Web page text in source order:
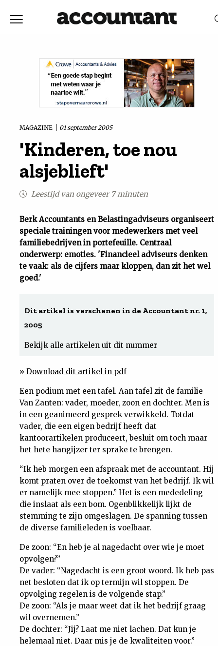
Vaktechniek
Achtergrond
Uit
Feiten
Cijfers
Tuchtrecht
Magazine
Podcast
Dossiers
Nieuwsbrief
Contact
MAGAZINE 01 september 2005
'Kinderen, toe nou
alsjeblieft'
Leestijd van ongeveer 7 minuten
Berk Accountants en Belastingadviseurs organiseert
speciale trainingen voor medewerkers met veel
familiebedrijven in portefeuille. Centraal
onderwerp: emoties. 'Financieel adviseurs denken
te vaak: als de cijfers maar kloppen, dan zit het wel
goed.'
Dit artikel is verschenen in de Accountant nr. 1,
2005
Bekijk alle artikelen uit dit nummer
» Download dit artikel in pdf
Een podium met een tafel. Aan tafel zit de familie
Van Zanten: vader, moeder, zoon en dochter. Men is
in een geanimeerd gesprek verwikkeld. Totdat
vader, die een eigen bedrijf heeft dat
kantoorartikelen produceert, besluit om toch maar
het hete hangijzer ter sprake te brengen.
“Ik heb morgen een afspraak met de accountant. Hij
komt praten over de toekomst van het bedrijf. Ik wil
er namelijk mee stoppen.” Het is een mededeling
die inslaat als een bom. Ogenblikkelijk lijkt de
stemming te zijn omgeslagen. De spanning tussen
de diverse familieleden is voelbaar.
De zoon: “En heb je al nagedacht over wie je moet
opvolgen?”
De vader: “Nagedacht is een groot woord. Ik heb pas
net besloten dat ik op termijn wil stoppen. De
opvolging regelen is de volgende stap.”
De zoon: “Als je maar weet dat ik het bedrijf graag
wil overnemen.”
De dochter: “Jij? Laat me niet lachen. Dat kun je
helemaal niet. Daar mis je de kwaliteiten voor.”
RELEVANTIEDATUM